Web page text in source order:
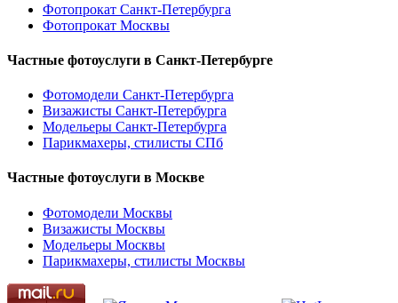
Фотопрокат Санкт-Петербурга
Фотопрокат Москвы
Частные фотоуслуги в Санкт-Петербурге
Фотомодели Санкт-Петербурга
Визажисты Санкт-Петербурга
Модельеры Санкт-Петербурга
Парикмахеры, стилисты СПб
Частные фотоуслуги в Москве
Фотомодели Москвы
Визажисты Москвы
Модельеры Москвы
Парикмахеры, стилисты Москвы